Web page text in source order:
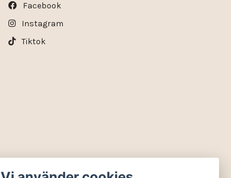
Facebook
Instagram
Tiktok